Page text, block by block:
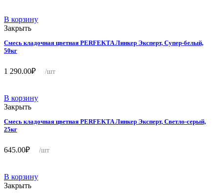
В корзину
Закрыть
Смесь кладочная цветная PERFEKTA Линкер Эксперт, Супер-белый,
50кг
1 290.00₽ /шт
В корзину
Закрыть
Смесь кладочная цветная PERFEKTA Линкер Эксперт, Светло-серый,
25кг
645.00₽ /шт
В корзину
Закрыть